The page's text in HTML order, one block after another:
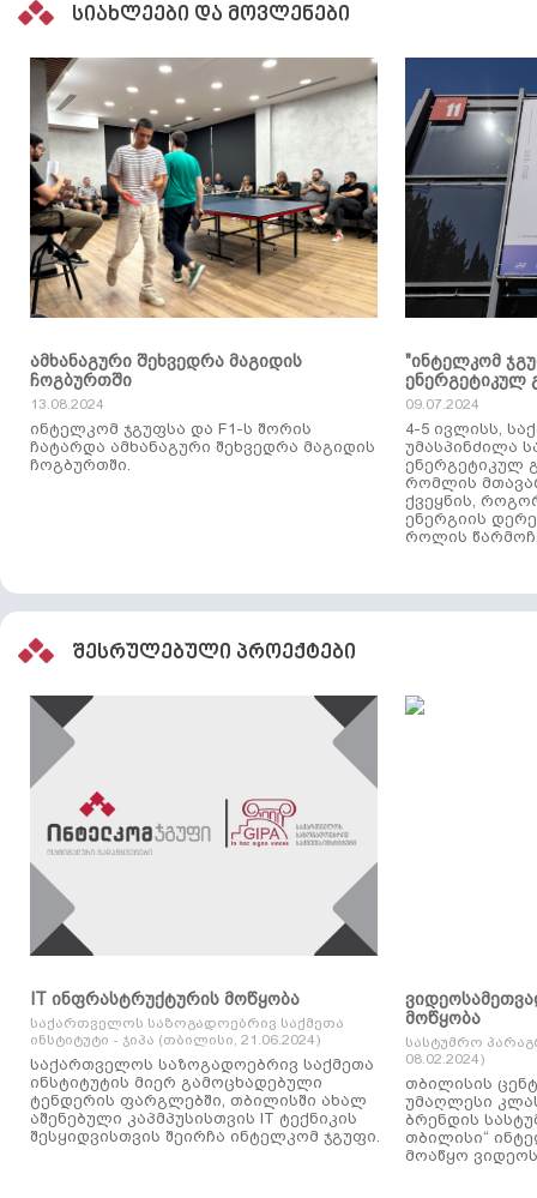
სიახლეები და მოვლენები
ამხანაგური შეხვედრა მაგიდის
ჩოგბურთში
13.08.2024
ინტელკომ ჯგუფსა და F1-ს შორის
ჩატარდა ამხანაგური შეხვედრა მაგიდის
ჩოგბურთში.
"ინტელკომ
ენერგეტიკულ
09.07.2024
4-5 ივლისს,
უმასპინძილა
ენერგეტიკულ
რომლის
ქვეყნის,
ენერგიის
როლის
შესრულებული პროექტები
IT ინფრასტრუქტურის მოწყობა
საქართველოს საზოგადოებრივ საქმეთა
ინსტიტუტი - ჯიპა (თბილისი, 21.06.2024)
საქართველოს საზოგადოებრივ საქმეთა
ინსტიტუტის მიერ გამოცხადებული
ტენდერის ფარგლებში, თბილისში ახალ
აშენებული კაპმპუსისთვის IT ტექნიკის
შესყიდვისთვის შეირჩა ინტელკომ ჯგუფი.
მოწყობა
სასტუმრო
08.02.2024)
თბილისის
უმაღლესი
ბრენდის
თბილისი“
მოაწყო